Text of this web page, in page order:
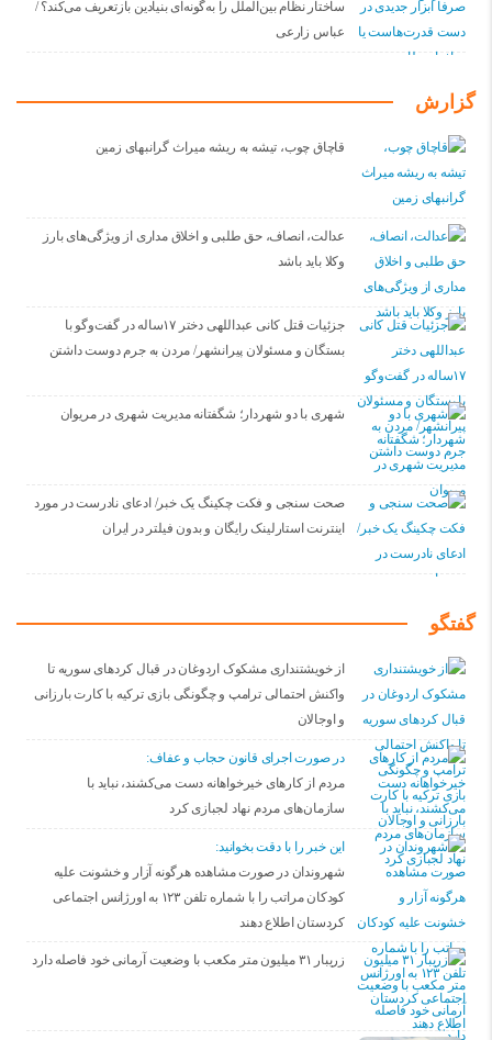
ساختار نظام بین‌الملل را به‌گونه‌ای بنیادین بازتعریف می‌کند؟ /
عباس زارعی
گزارش
قاچاق چوب، تیشه به ریشه میراث گرانبهای زمین
عدالت، انصاف، حق طلبی و اخلاق مداری از ویژگی‌های بارز
وکلا باید باشد
جزئیات قتل کانی عبداللهی دختر ۱۷ساله در گفت‌وگو با
بستگان و مسئولان پیرانشهر/ مردن به جرم دوست داشتن
شهری با دو شهردار؛ شگفتانه مدیریت شهری در مریوان
صحت سنجی و فکت چکینگ یک خبر/ ادعای نادرست در مورد
اینترنت استارلینک رایگان و بدون فیلتر در ایران
گفتگو
از خویشتنداری مشکوک اردوغان در قبال کردهای سوریه تا
واکنش احتمالی ترامپ و چگونگی بازی ترکیه با کارت بارزانی
و اوجالان
در صورت اجرای قانون حجاب و عفاف:
مردم از کارهای خیرخواهانه دست می‌کشند، نباید با
سازمان‌های مردم نهاد لجبازی کرد
این خبر را با دقت بخوانید:
شهروندان در صورت مشاهده هرگونه آزار و خشونت علیه
کودکان مراتب را با شماره تلفن ۱۲۳ به اورژانس اجتماعی
کردستان اطلاع دهند
زریبار ۳۱ میلیون متر مکعب با وضعیت آرمانی خود فاصله دارد